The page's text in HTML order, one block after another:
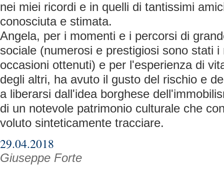
nei miei ricordi e in quelli di tantissimi
conosciuta e stimata.
Angela, per i momenti e i percorsi di
sociale (numerosi e prestigiosi sono stati
occasioni ottenuti) e per l'esperienza di
degli altri, ha avuto il gusto del rischio e
a liberarsi dall'idea borghese
di un notevole patrimonio culturale che
voluto sinteticamente tracciare.
29.04.2018
Giuseppe Forte